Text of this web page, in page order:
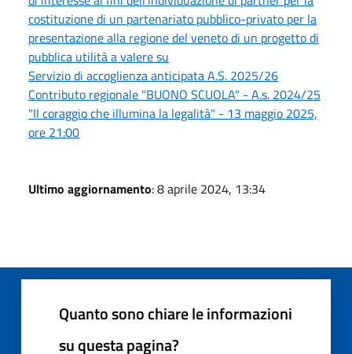
costituzione di un partenariato pubblico-privato per la
presentazione alla regione del veneto di un progetto di
pubblica utilità a valere su
Servizio di accoglienza anticipata A.S. 2025/26
Contributo regionale "BUONO SCUOLA" - A.s. 2024/25
"Il coraggio che illumina la legalità" - 13 maggio 2025,
ore 21:00
Ultimo aggiornamento: 8 aprile 2024, 13:34
Quanto sono chiare le informazioni
su questa pagina?